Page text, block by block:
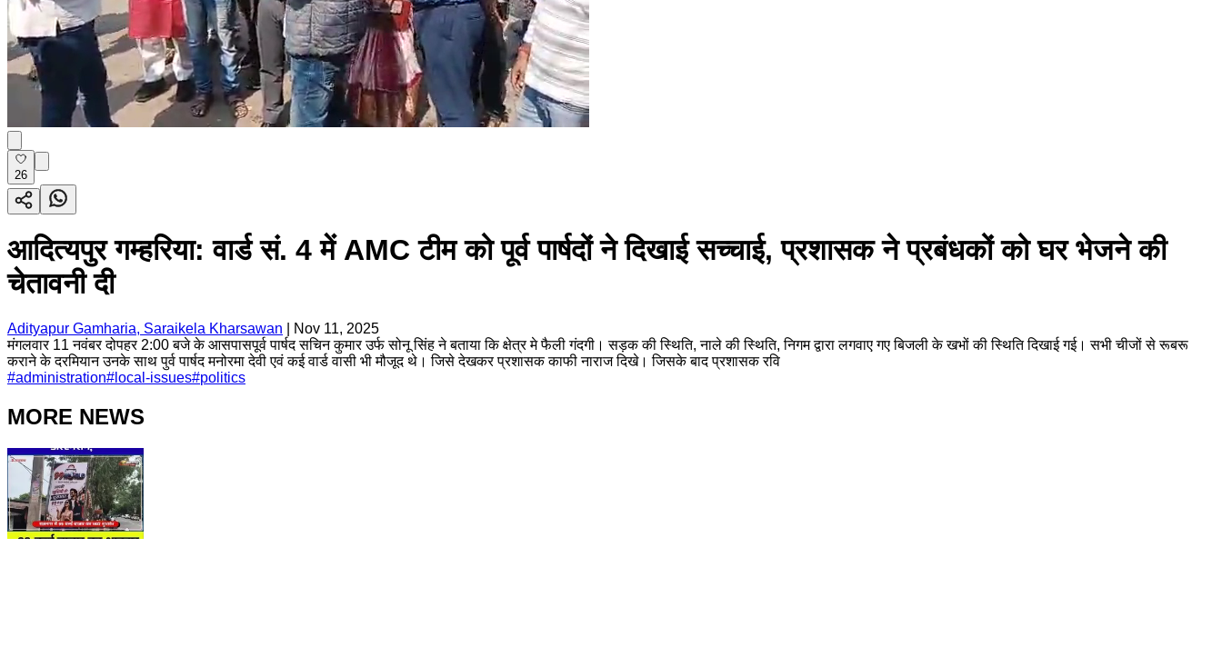
26
आदित्यपुर गम्हरिया: वार्ड सं. 4 में AMC टीम को पूर्व पार्षदों ने दिखाई सच्चाई, प्रशासक ने प्रबंधकों को घर भेजने की
चेतावनी दी
Adityapur Gamharia, Saraikela Kharsawan
Nov 11, 2025
मंगलवार 11 नवंबर दोपहर 2:00 बजे के आसपासपूर्व पार्षद सचिन कुमार उर्फ सोनू सिंह ने बताया कि क्षेत्र मे फैली गंदगी। सड़क की स्थिति, नाले की स्थिति, निगम द्वारा लगवाए गए बिजली के खभों की स्थिति दिखाई गई। सभी चीजों से रूबरू
कराने के दरमियान उनके साथ पुर्व पार्षद मनोरमा देवी एवं कई वार्ड वासी भी मौजूद थे। जिसे देखकर प्रशासक काफी नाराज दिखे। जिसके बाद प्रशासक रवि
#administration# local-issues#politics
MORE NEWS